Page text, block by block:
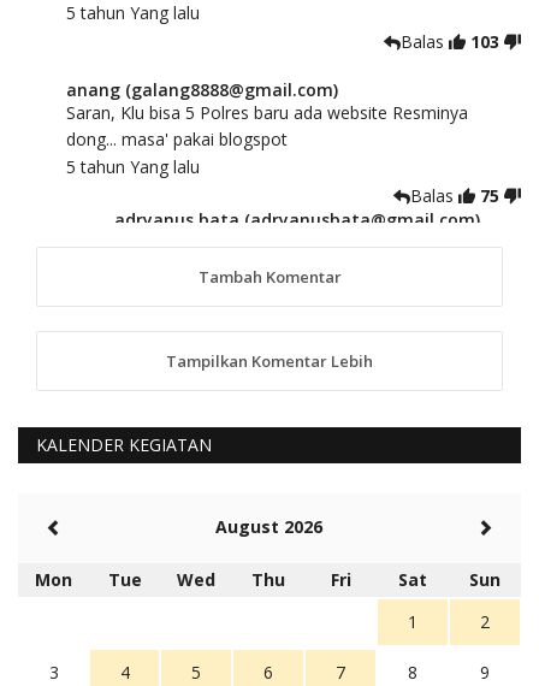
5 tahun Yang lalu
Balas
103
anang (galang8888@gmail.com)
Saran, Klu bisa 5 Polres baru ada website Resminya
dong... masa' pakai blogspot
5 tahun Yang lalu
Balas
75
adryanus bata (adryanusbata@gmail.com)
TKS atas saran dan masukannya, akan kami
tindaklanjuti
anggy (anakkaos@gmail.com)
Kami perantu bisa baca langsung terkait Pilkada Sumba
5 tahun Yang lalu
Rambu (rambu03@gmail.com)
Berita Polres Sumba Barat Mantap
5 tahun Yang lalu
Balas
16
Tambah Komentar
Tampilkan Komentar Lebih
KALENDER KEGIATAN
August 2026
Mon Tue Wed Thu Fri Sat
Sun
1
2
3 4 5 6 7 8 9